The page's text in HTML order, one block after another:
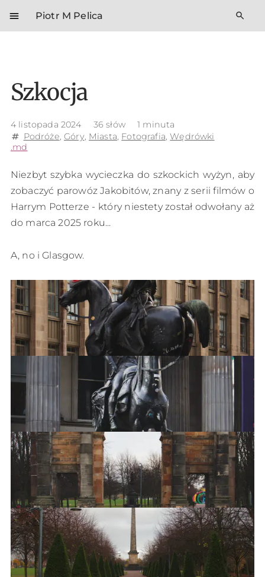
menu Piotr M Pelica search
Szkocja
4 listopada 2024 36 słów 1 minuta
tag Podróże,Góry, Miasta, Fotografia,Wędrówki
.md
Niezbyt szybka wycieczka do szkockich wyżyn, aby
zobaczyć parowóz Jakobitów, znany z serii filmów o
Harrym Potterze - który niestety został odwołany aż
do marca 2025 roku...
A, no i Glasgow.